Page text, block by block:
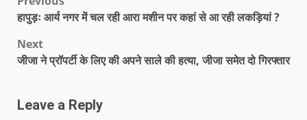
हापुड़ः आर्य नगर में चल रही आरा मशीन पर कहां से आ रही लकड़ियां ?
Next
जीजा ने प्रॉपर्टी के लिए की अपने साले की हत्या, जीजा समेत दो गिरफ्तार
Leave a Reply